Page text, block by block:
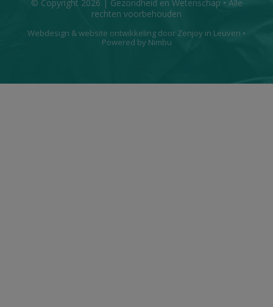
© Copyright 2026 | Gezondheid en Wetenschap • Alle
rechten voorbehouden
Webdesign &website ontwikkeling door Zenjoy in Leuven •
Powered by Nimbu